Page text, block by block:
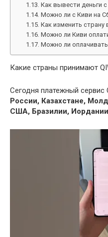
Как вывести деньги с
Можно ли с Киви на
Как изменить страну
Можно ли Киви
Можно ли
Какие страны принимают
Сегодня платежный сервис
России, Казахстане,
США, Бразилии, Иордании